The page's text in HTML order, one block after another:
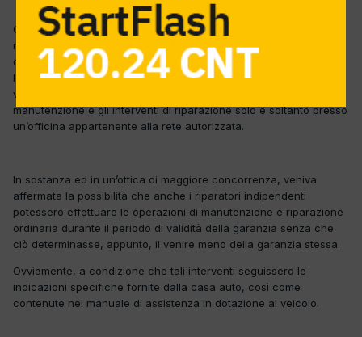
Come sappiamo, uno dei principi fondamentali introdotti dal
regolamento 1400/2002 (Legge Monti), è stato quello in base al
quale i costruttori auto non potevano più subordinare l’efficacia e
l’operatività della garanzia da loro concessa al proprietario del
veicolo acquistato al fatto che, costui, eseguisse la regolare
manutenzione e gli interventi di riparazione solo e soltanto presso
un’officina appartenente alla rete autorizzata.
In sostanza ed in un’ottica di maggiore concorrenza, veniva
affermata la possibilità che anche i riparatori indipendenti
potessero effettuare le operazioni di manutenzione e riparazione
ordinaria durante il periodo di validità della garanzia senza che
ciò determinasse, appunto, il venire meno della garanzia stessa.
Ovviamente, a condizione che tali interventi seguissero le
indicazioni specifiche fornite dalla casa auto, così come
contenute nel manuale di assistenza in dotazione al veicolo.